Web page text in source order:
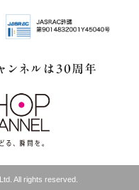
All rights reserved.